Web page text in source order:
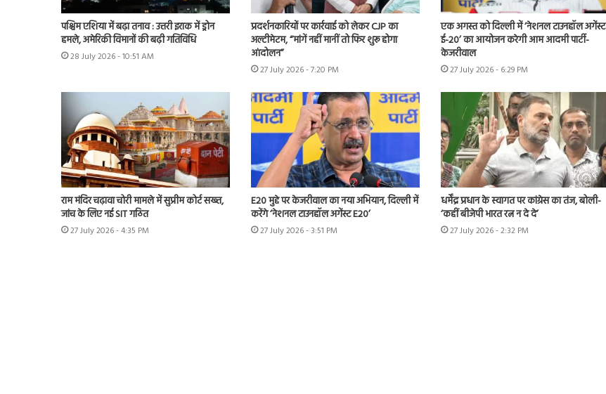
पश्चिम एशिया में बढ़ा तनाव : उत्तरी इराक में ड्रोन
हमले, अमेरिकी विमानों की बढ़ी गतिविधि
28 July 2026 - 10:51 AM
प्रदर्शनकारियों पर कार्रवाई को लेकर CJP का
अल्टीमेटम, “मांगें नहीं मानीं तो फिर शुरू होगा
आंदोलन”
27 July 2026 - 7:20 PM
एक अगस्त को दिल्ली में ‘नेशनल टाउनहॉल अगेंस्ट
ई-20’ का आयोजन करेगी आम आदमी पार्टी-
केजरीवाल
27 July 2026 - 6:29 PM
राम मंदिर चढ़ावा चोरी मामले में सुप्रीम कोर्ट सख्त,
जांच के लिए नई SIT गठित
27 July 2026 - 4:35 PM
E20 मुद्दे पर केजरीवाल का नया अभियान, दिल्ली में
करेंगे ‘नेशनल टाउनहॉल अगेंस्ट E20’
27 July 2026 - 3:51 PM
धर्मेंद्र प्रधान के स्वागत पर कांग्रेस का तंज, बोली-
‘कहीं बीजेपी भारत रत्न न दे दे’
27 July 2026 - 2:32 PM